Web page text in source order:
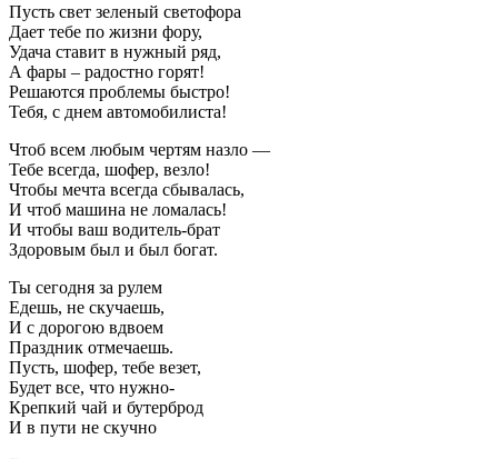
Пусть свет зеленый светофора
Дает тебе по жизни фору,
Удача ставит в нужный ряд,
А фары – радостно горят!
Решаются проблемы быстро!
Тебя, с днем автомобилиста!
Чтоб всем любым чертям назло —
Тебе всегда, шофер, везло!
Чтобы мечта всегда сбывалась,
И чтоб машина не ломалась!
И чтобы ваш водитель-брат
Здоровым был и был богат.
Ты сегодня за рулем
Едешь, не скучаешь,
И с дорогою вдвоем
Праздник отмечаешь.
Пусть, шофер, тебе везет,
Будет все, что нужно-
Крепкий чай и бутерброд
И в пути не скучно